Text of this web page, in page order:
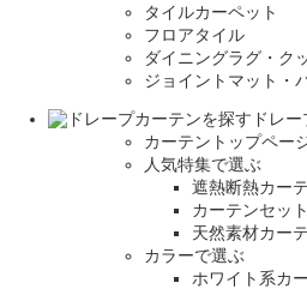
タイルカーペット
フロアタイル
ダイニングラグ・ク
ジョイントマット・
ドレ
カーテントップペー
人気特集で選ぶ
遮熱断熱カー
カーテンセット
天然素材カー
カラーで選ぶ
ホワイト系カ